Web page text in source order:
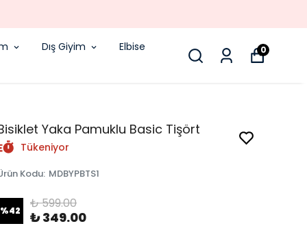
Dış Giyim
Elbise
0
Yaka Pamuklu Basic Tişört
Tükeniyor
Kodu: MDBYPBTS1
%42 ₺ 599.00
₺ 349.00